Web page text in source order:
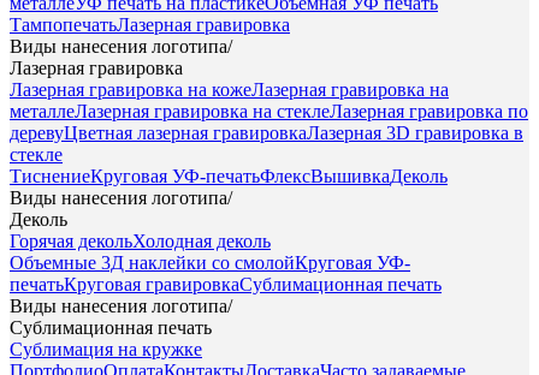
ТампопечатьЛазерная гравировка
Виды нанесения логотипа/
Лазерная гравировка
Лазерная гравировка на кожеЛазерная гравировка на
металлеЛазерная гравировка на стеклеЛазерная гравировка по
деревуЦветная лазерная гравировкаЛазерная 3D гравировка в
стекле
ТиснениеКруговая УФ-печатьФлексВышивкаДеколь
Виды нанесения логотипа/
Деколь
Горячая декольХолодная деколь
Объемные 3Д наклейки со смолойКруговая УФ-
печатьКруговая гравировкаСублимационная печать
Виды нанесения логотипа/
Сублимационная печать
Сублимация на кружке
ПортфолиоОплатаКонтактыДоставкаЧасто задаваемые